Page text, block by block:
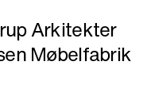
Arkitekter
Møbelfabrik